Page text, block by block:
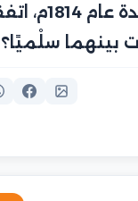
بريطانيا والولايات المتحدة
بينهما سلْميًا؟